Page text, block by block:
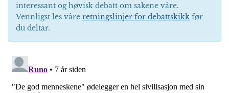
interessant og høvisk debatt om sakene våre.
Vennligst les våre retningslinjer for debattskikk før
du deltar.